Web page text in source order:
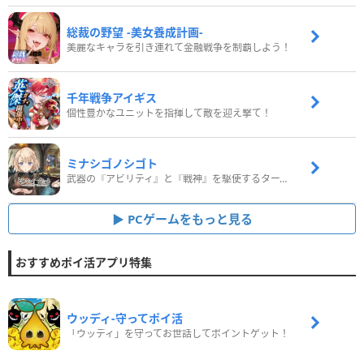
総裁の野望 -美女養成計画-
美麗なキャラを引き連れて金融戦争を制覇しよう！
千年戦争アイギス
個性豊かなユニットを指揮して敵を迎え撃て！
ミナシゴノシゴト
武器の『アビリティ』と『戦神』を駆使するターン制コマンドバトルRPG！
PCゲームをもっと見る
おすすめポイ活アプリ特集
ウッディ‐守ってポイ活
「ウッディ」を守ってお世話してポイントゲット！